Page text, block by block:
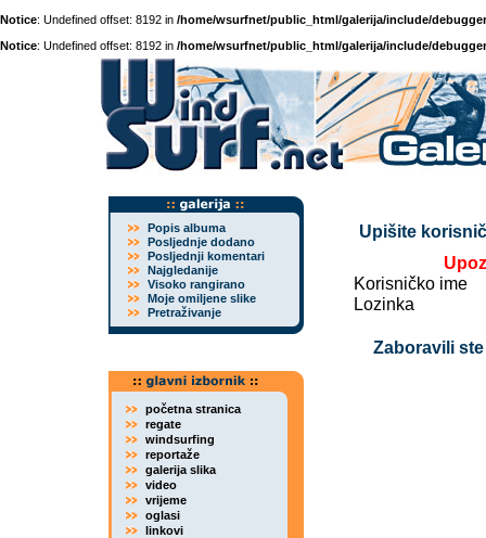
Notice: Undefined offset: 8192 in /home/wsurfnet/public_html/galerija/include/
Notice: Undefined offset: 8192 in /home/wsurfnet/public_html/galerija/include/
Popis albuma
Posljednje dodano
Posljednji komentari
Najgledanije
Visoko rangirano
Moje omiljene slike
Pretraživanje
početna stranica
regate
windsurfing
reportaže
galerija slika
video
vrijeme
oglasi
linkovi
Upišite
Korisničko ime
Lozinka
Zaboravili